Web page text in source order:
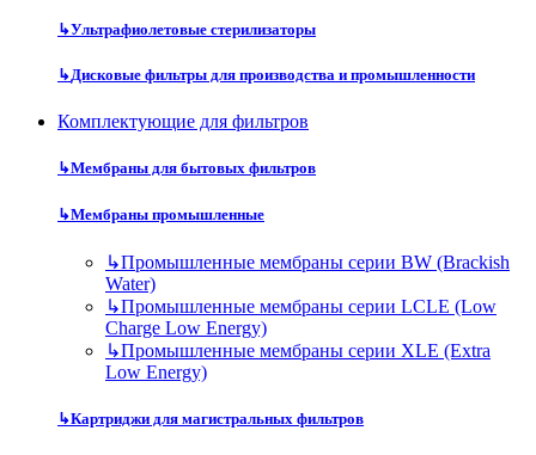
↳Ультрафиолетовые стерилизаторы
↳Дисковые фильтры для производства и промышленности
Комплектующие для фильтров
↳Мембраны для бытовых фильтров
↳Мембраны промышленные
↳Промышленные мембраны серии BW (Brackish
Water)
↳Промышленные мембраны серии LCLE (Low
Charge Low Energy)
↳Промышленные мембраны серии XLE (Extra
Low Energy)
↳Картриджи для магистральных фильтров